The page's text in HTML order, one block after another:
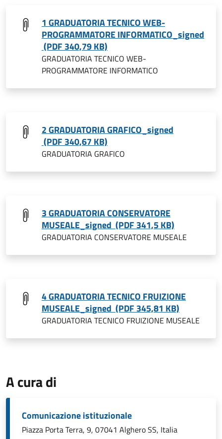
1 GRADUATORIA TECNICO WEB-
PROGRAMMATORE INFORMATICO_signed
(PDF 340,79 KB)
GRADUATORIA TECNICO WEB-
PROGRAMMATORE INFORMATICO
2 GRADUATORIA GRAFICO_signed
(PDF 340,67 KB)
GRADUATORIA GRAFICO
3 GRADUATORIA CONSERVATORE
MUSEALE_signed (PDF 341,5 KB)
GRADUATORIA CONSERVATORE MUSEALE
4 GRADUATORIA TECNICO FRUIZIONE
MUSEALE_signed (PDF 345,81 KB)
GRADUATORIA TECNICO FRUIZIONE MUSEALE
A cura di
Comunicazione istituzionale
Piazza Porta Terra, 9, 07041 Alghero SS, Italia